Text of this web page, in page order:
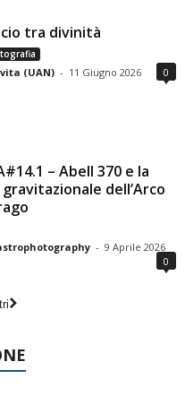
tra divinità
(UAN) - 11 Giugno 2026 0
– Abell 370 e la
dell’Arco
- 9 Aprile 2026
0